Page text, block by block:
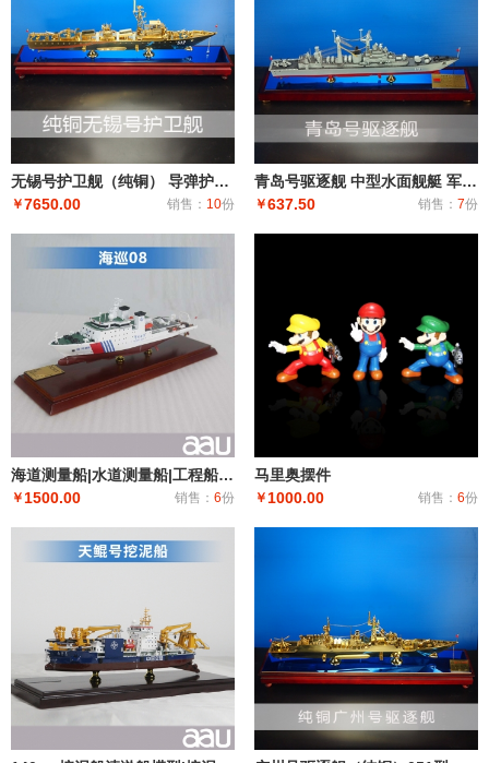
无锡号护卫舰（纯铜） 导弹护卫舰工艺船航模纪念摆件展览收藏品送礼
￥7650.00 销售： 10份
青岛号驱逐舰 中型水面舰艇 军事海军舰艇模型 工艺船航模纪念摆件展览收藏品送
￥637.50 销售： 7份
海道测量船|水道测量船|工程船布缆船|海巡08海道测量船模型工艺船航模纪念摆件展览收藏品送礼
￥ 1500.00 销售： 6份
马里奥摆件
￥ 1000.00 销售： 6份